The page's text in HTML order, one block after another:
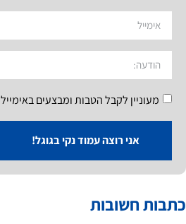
מעוניין לקבל הטבות ומבצעים באימייל
אני רוצה עמוד נקי בגוגל!
כתבות חשובות